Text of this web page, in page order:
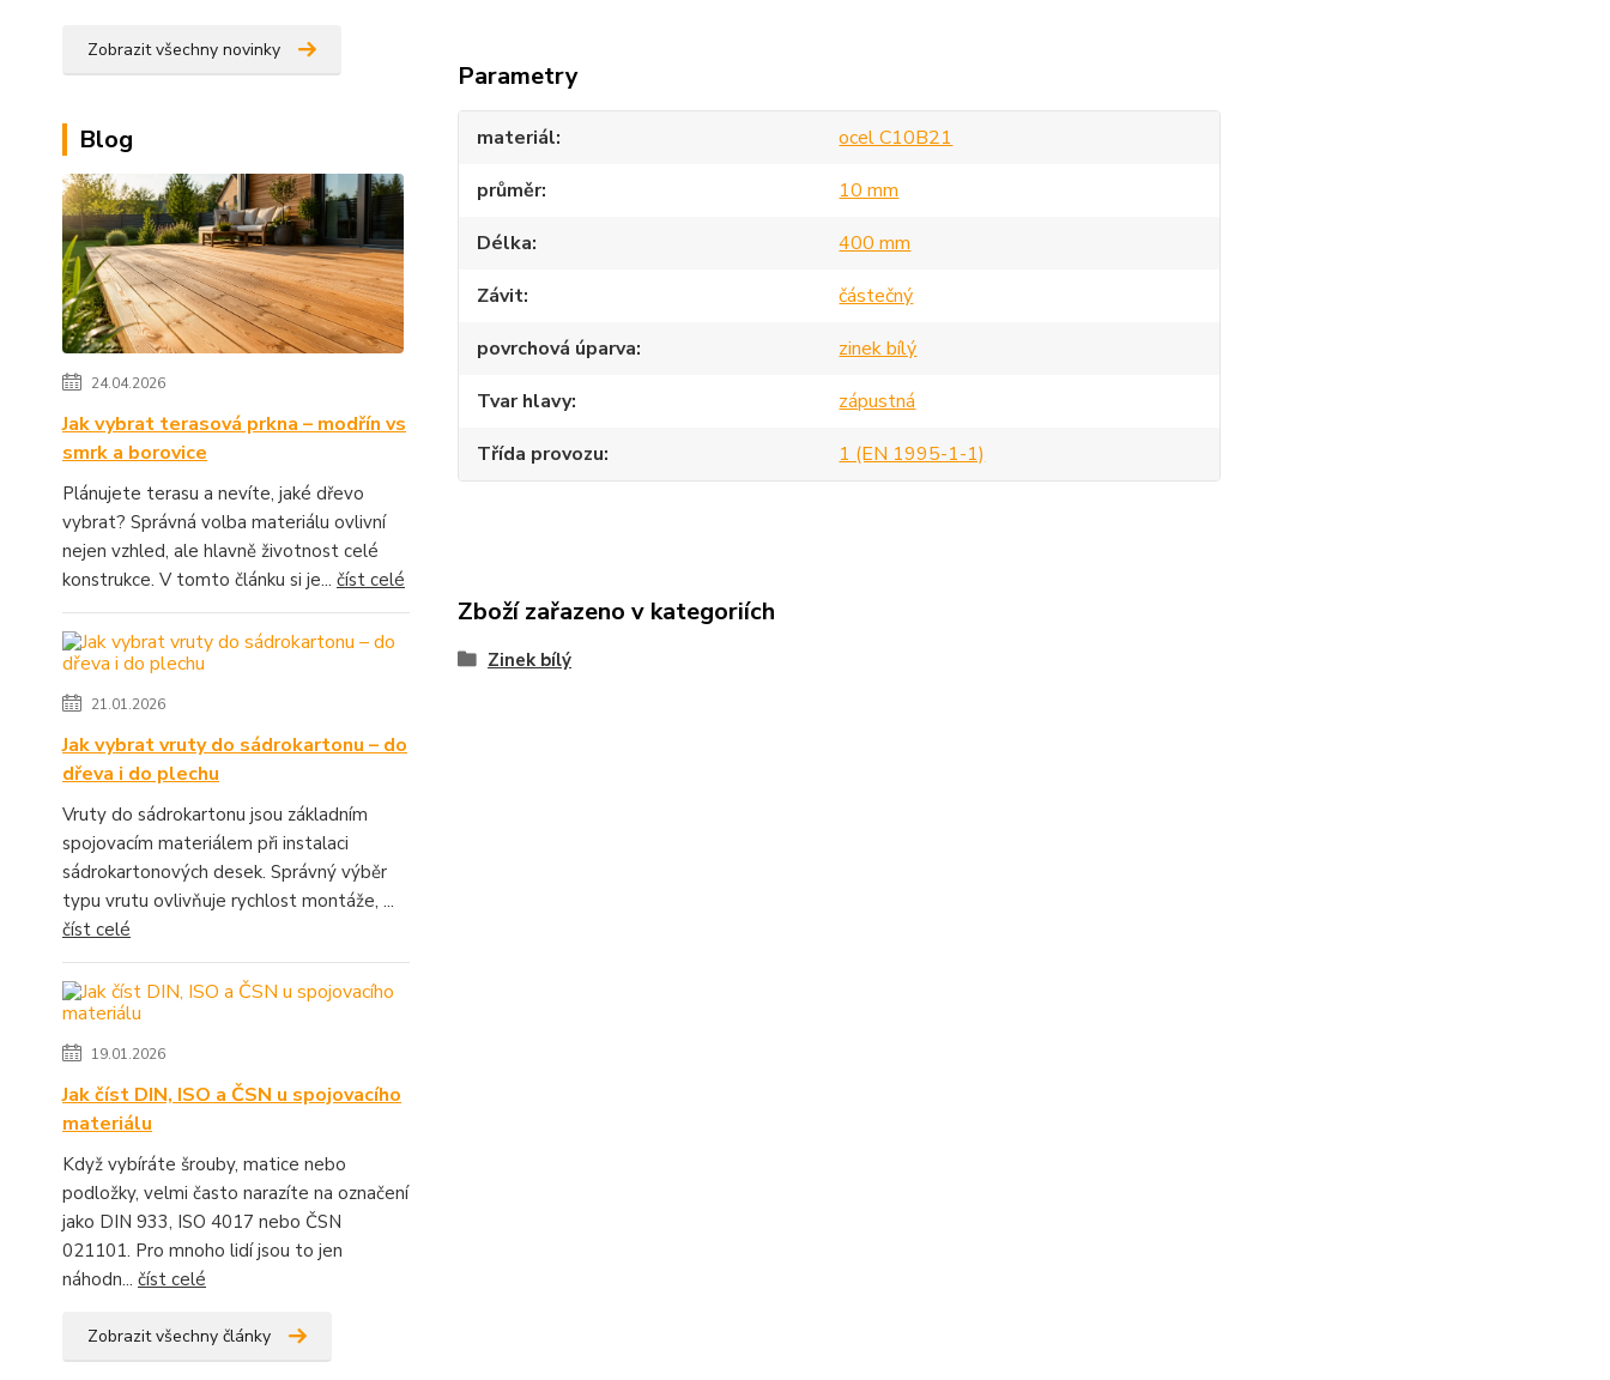
Zobrazit všechny novinky
Blog
24.04.2026
Jak vybrat terasová prkna – modřín vs
smrk a borovice
Plánujete terasu a nevíte, jaké dřevo
vybrat? Správná volba materiálu ovlivní
nejen vzhled, ale hlavně životnost celé
konstrukce. V tomto článku si je... číst celé
21.01.2026
Jak vybrat vruty do sádrokartonu – do
dřeva i do plechu
Vruty do sádrokartonu jsou základním
spojovacím materiálem při instalaci
sádrokartonových desek. Správný výběr
typu vrutu ovlivňuje rychlost montáže, ...
číst celé
19.01.2026
Jak číst DIN, ISO a ČSN u spojovacího
materiálu
Když vybíráte šrouby, matice nebo
podložky, velmi často narazíte na označení
jako DIN 933, ISO 4017 nebo ČSN
021101. Pro mnoho lidí jsou to jen
náhodn... číst celé
Zobrazit všechny články
Parametry
materiál
ocel C10B21
průměr
10 mm
Délka
400 mm
Závit
částečný
povrchová úparva
zinek bílý
Tvar hlavy
zápustná
Třída provozu
1 (EN 1995-1-1)
Zboží zařazeno v kategoriích
Zinek bílý